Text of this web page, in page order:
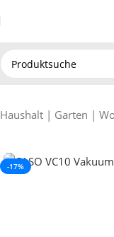
Haushalt | Garten |
-17%